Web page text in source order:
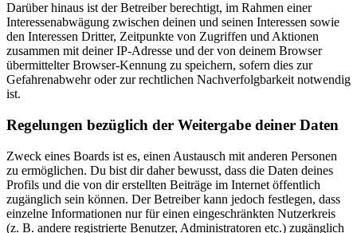
Darüber hinaus ist der Betreiber berechtigt, im Rahmen einer
Interessenabwägung zwischen deinen und seinen Interessen sowie
den Interessen Dritter, Zeitpunkte von Zugriffen und Aktionen
zusammen mit deiner IP-Adresse und der von deinem Browser
übermittelter Browser-Kennung zu speichern, sofern dies zur
Gefahrenabwehr oder zur rechtlichen Nachverfolgbarkeit notwendig
ist.
Regelungen bezüglich der Weitergabe deiner Daten
Zweck eines Boards ist es, einen Austausch mit anderen Personen
zu ermöglichen. Du bist dir daher bewusst, dass die Daten deines
Profils und die von dir erstellten Beiträge im Internet öffentlich
zugänglich sein können. Der Betreiber kann jedoch festlegen, dass
einzelne Informationen nur für einen eingeschränkten Nutzerkreis
(z. B. andere registrierte Benutzer, Administratoren etc.) zugänglich